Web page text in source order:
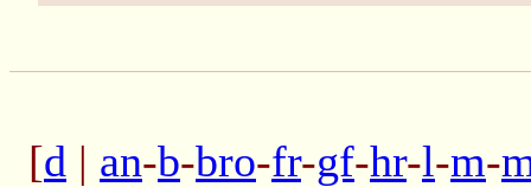
[d | an-b-bro-fr-gf-hr-l-m-